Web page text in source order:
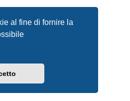
al fine di fornire la